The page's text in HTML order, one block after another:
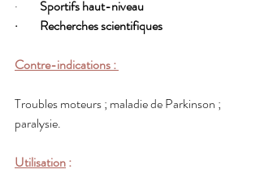
· Sportifs haut-niveau
·         Recherches scientifiques
Contre-indications :
Troubles moteurs ; maladie de Parkinson ;
paralysie.
Utilisation :